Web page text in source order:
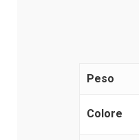
Peso
Colore